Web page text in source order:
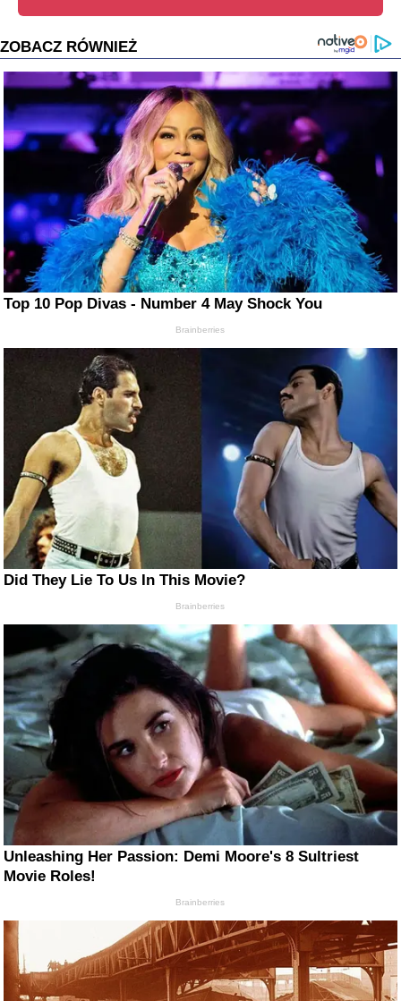
ZOBACZ RÓWNIEŻ
Top 10 Pop Divas - Number 4 May Shock You
Brainberries
Did They Lie To Us In This Movie?
Brainberries
Unleashing Her Passion: Demi Moore's 8 Sultriest
Movie Roles!
Brainberries